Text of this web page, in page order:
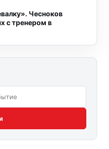
Чесноков
с тренером в